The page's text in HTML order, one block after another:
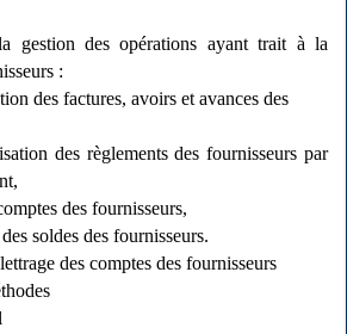
gestion des opérations ayant trait à la
:
factures, avoirs et avances des
des règlements des fournisseurs par
des fournisseurs,
soldes des fournisseurs.
des comptes des fournisseurs